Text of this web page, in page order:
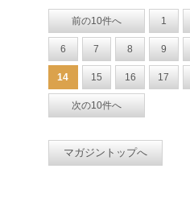
前の10件へ 1
6 7 8 9
14 15 16 17
次の10件へ
マガジントップへ